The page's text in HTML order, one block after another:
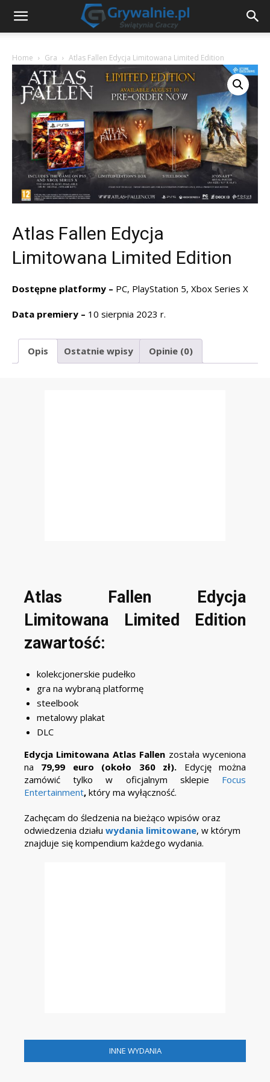
Home Gra Atlas Fallen Edycja Limitowana Limited Edition
Atlas Fallen Edycja
Limitowana Limited Edition
Dostępne platformy – PC, PlayStation 5, Xbox Series X
Data premiery – 10 sierpnia 2023 r.
Opis Ostatnie wpisy Opinie (0)
Atlas Fallen Edycja
Limitowana Limited Edition
zawartość:
kolekcjonerskie pudełko
gra na wybraną platformę
steelbook
metalowy plakat
DLC
Edycja Limitowana Atlas Fallen została wyceniona
na 79,99 euro (około 360 zł). Edycję można
zamówić tylko w oficjalnym sklepie Focus
Entertainment, który ma wyłączność.
Zachęcam do śledzenia na bieżąco wpisów oraz
odwiedzenia działu wydania limitowane, w którym
znajduje się kompendium każdego wydania.
INNE WYDANIA